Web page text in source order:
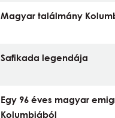
Magyar találmány
Safikada legendája
Egy 96 éves magyar
Kolumbiából